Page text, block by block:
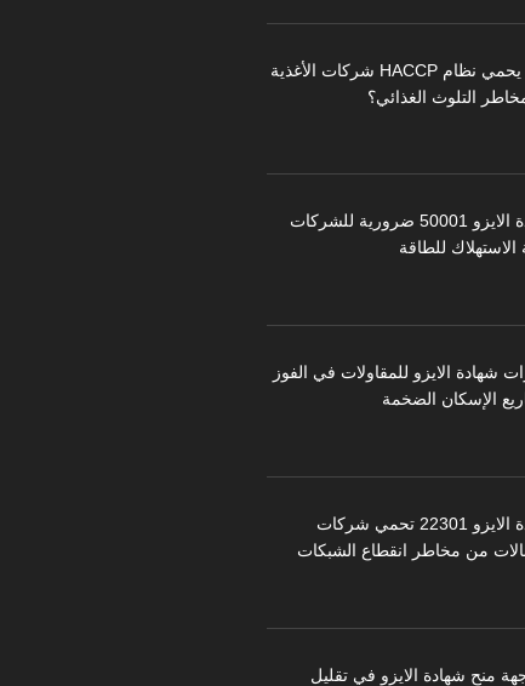
كيف يحمي نظام HACCP شركات الأغذية
التلوث الغذائي؟
شهادة الايزو 50001 ضرورية للشركات
الاستهلاك للطاقة
شهادة الايزو للمقاولات في الفوز
الإسكان الضخمة
شهادة الايزو 22301 تحمي شركات
من مخاطر انقطاع الشبكات
منح شهادة الايزو في تقليل